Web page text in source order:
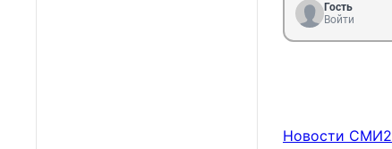
Гость
Войти
Новости СМИ2